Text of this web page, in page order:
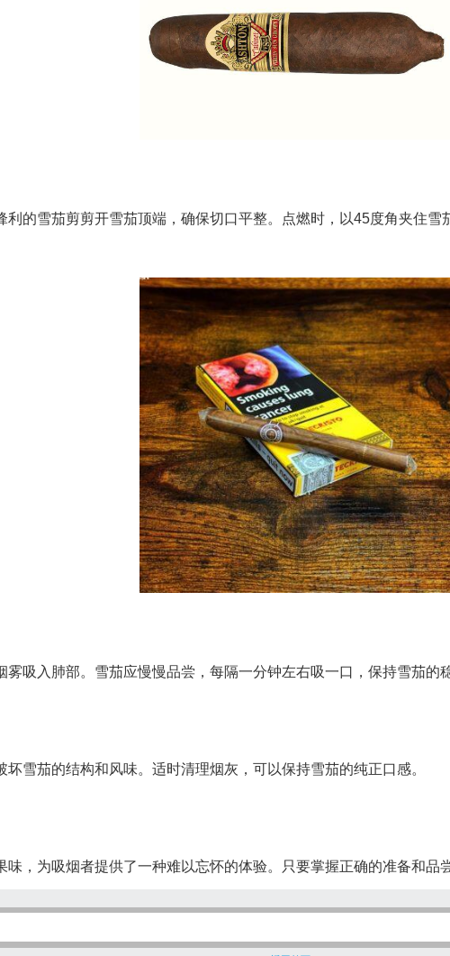
的雪茄剪剪开雪茄顶端，确保切口平整。点燃时，以45度角夹住
吸入肺部。雪茄应慢慢品尝，每隔一分钟左右吸一口，保持雪茄的
雪茄的结构和风味。适时清理烟灰，可以保持雪茄的纯正口感。
，为吸烟者提供了一种难以忘怀的体验。只要掌握正确的准备和品